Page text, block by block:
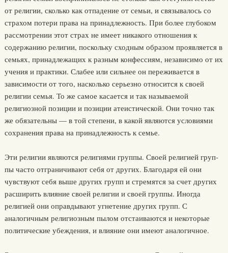
от религии, сколько как от­падение от семьи, и связывалось со
страхом потери права на при­надлежность. При более глубоком
рассмотрении этот страх не име­ет никакого отношения к
содержанию религии, поскольку сходным образом проявляется в
семьях, принадлежащих к разным конфес­сиям, независимо от их
учения и практики. Слабее или сильнее он переживается в
зависимости от того, насколько серьезно относится к своей
религии семья. То же самое касается и так называемой
религиозной позиции и позиции атеистической. Они точно так
же обязательны — в той степени, в какой являются условиями
сохра­нения права на принадлежность к семье.
Эти религии являются религиями группы. Своей религией груп­
пы часто отграничивают себя от других. Благодаря ей они
чувствуют себя выше других групп и стремятся за счет других
расширить влия­ние своей религии и своей группы. Иногда
религией они оправдыва­ют угнетение других групп. С
аналогичным религиозным пылом от­стаиваются и некоторые
политические убеждения, и влияние они имеют аналогичное.